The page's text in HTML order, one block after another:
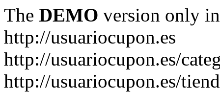
The DEMO version only
http://usuariocupon.es
http://usuariocupon.es/
http://usuariocupon.es/